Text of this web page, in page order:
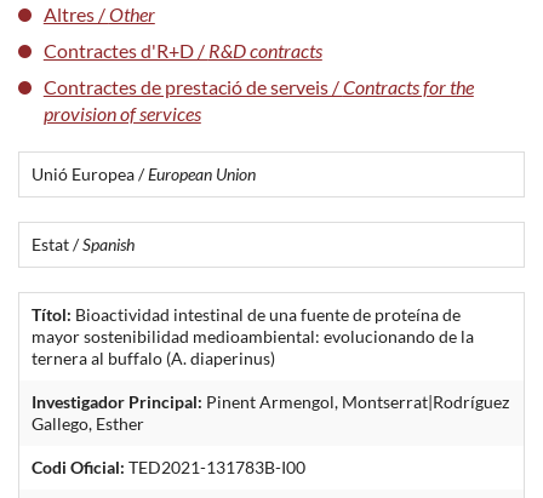
Altres /Other
Contractes d'R+D / R&D contracts
Contractes de prestació de serveis /Contracts for the
provision of services
Unió Europea /European Union
Estat /Spanish
Títol: Bioactividad intestinal de una fuente de proteína de
mayor sostenibilidad medioambiental: evolucionando de la
ternera al buffalo (A. diaperinus)
Investigador Principal: Pinent Armengol, Montserrat|Rodríguez
Gallego, Esther
Codi Oficial: TED2021-131783B-I00